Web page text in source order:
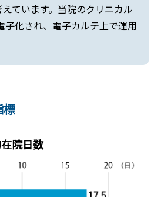
ています。当院のクリニカル
子化され、電子カルテ上で運用
標
院日数